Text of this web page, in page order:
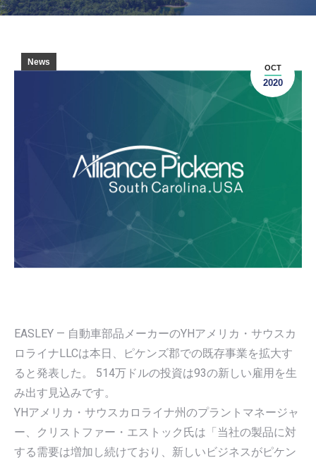
OCT
2020
News
EASLEY — 自動車部品メーカーのYHアメリカ・サウスカ
ロライナLLCは本日、ピケンズ郡での既存事業を拡大す
ると発表した。 514万ドルの投資は93の新しい雇用を生
み出す見込みです。
YHアメリカ・サウスカロライナ州のプラントマネージャ
ー、クリストファー・エストック氏は「当社の製品に対
する需要は増加し続けており、新しいビジネスがピケン